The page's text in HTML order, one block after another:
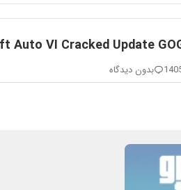
Auto VI Cracked Update
بدون دیدگاه